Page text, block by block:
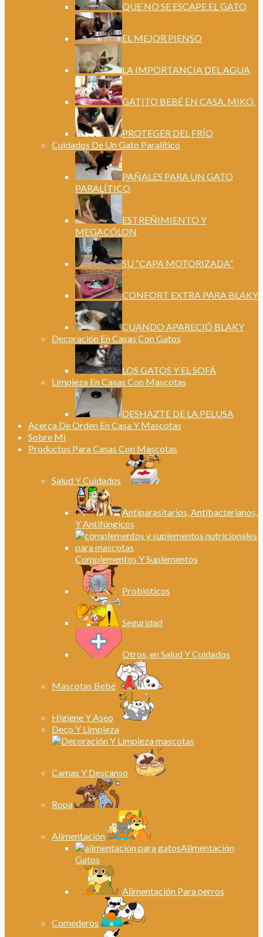
QUE NO SE ESCAPE EL GATO
EL MEJOR PIENSO
LA IMPORTANCIA DEL AGUA
GATITO BEBÉ EN CASA. MIKO.
PROTEGER DEL FRÍO
Cuidados De Un Gato Paralítico
PAÑALES PARA UN GATO
PARALÍTICO
ESTREÑIMIENTO Y
MEGACÓLON
SU “CAPA MOTORIZADA”
CONFORT EXTRA PARA BLAKY
CUANDO APARECIÓ BLAKY
Decoración En Casas Con Gatos
LOS GATOS Y EL SOFÁ
Limpieza En Casas Con Mascotas
DESHAZTE DE LA PELUSA
Acerca De Orden En Casa Y Mascotas
Sobre Mi
Productos Para Casas Con Mascotas
Salud Y Cuidados
Antiparasitarios, Antibacterianos,
Y Antifúngicos
Complementos Y Suplementos
Probióticos
Seguridad
Otros, en Salud Y Cuidados
Mascotas Bebé
Higiene Y Aseo
Deco Y Limpieza
Camas Y Descanso
Ropa
Alimentación
Alimentación
Gatos
Alimentación Para perros
Comederos